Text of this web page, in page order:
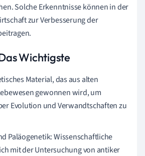
Solche Erkenntnisse können in der
zur Verbesserung der
Wichtigste
Material, das aus alten
gewonnen wird, um
Evolution und Verwandtschaften zu
Paläogenetik: Wissenschaftliche
mit der Untersuchung von antiker